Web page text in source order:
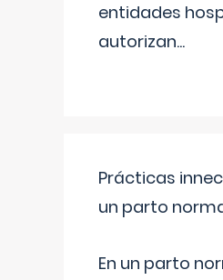
entidades
autorizan...
Prácticas
un parto
En un parto